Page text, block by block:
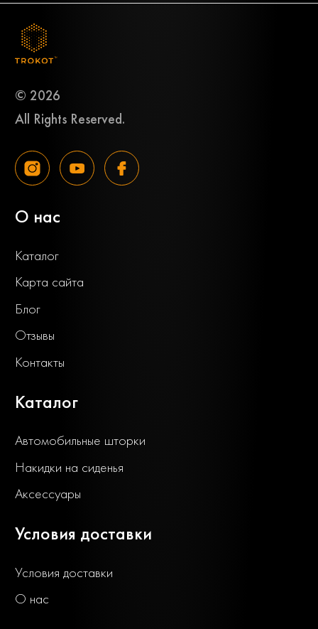
© 2026
All Rights Reserved.
О нас
Каталог
Карта сайта
Блог
Отзывы
Контакты
Каталог
Автомобильные шторки
Накидки на сиденья
Аксессуары
Условия доставки
Условия доставки
О нас